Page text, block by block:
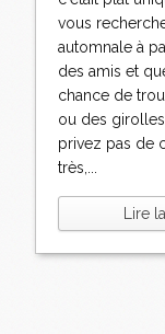
vous
automnale à
des amis et
chance de
ou des
privez pas de
très,...
Lire